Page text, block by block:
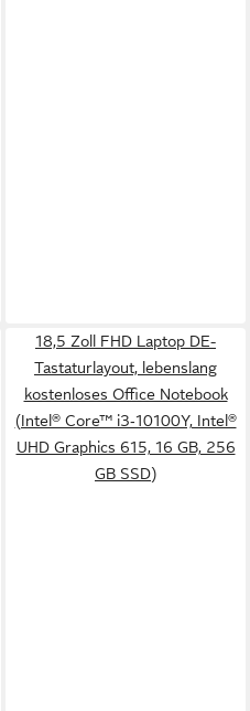
18,5 Zoll FHD Laptop DE-
Tastaturlayout, lebenslang
kostenloses Office Notebook
(Intel® Core™ i3‑10100Y, Intel®
UHD Graphics 615, 16 GB, 256
GB SSD)